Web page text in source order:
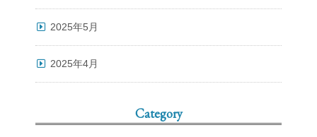
2025年5月
2025年4月
Category